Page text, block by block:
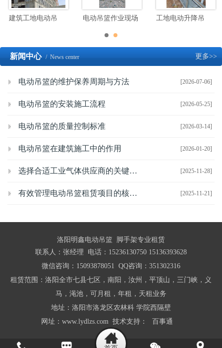
电动吊篮作业现场
更多>>
新闻中心/ News center
[2026-07-06]
电动吊篮的维护保养周期与方法
[2026-05-25]
电动吊篮的安装施工流程
[2026-03-14]
电动吊篮的质量控制标准
[2026-01-20]
电动吊篮在建筑施工中的作用
[2025-11-28]
选择合适工业气体供应商的关键考虑因素
[2025-11-21]
有效管理电动吊篮租赁项目的核心策略
洛阳明鑫电动吊篮 脚手架专业租赁
联系人：张经理 电话：15236130750 15136393628
微信咨询：15093878051 QQ咨询：351302316
租赁范围：洛阳全市七县七区，南阳，汝州，平顶山，三门峡，义
马，渑池，可月租，年租，天租业务
地址：洛阳市洛龙区农林科 学院西隔壁
网址：www.lydlzs.com 技术支持：
百事通